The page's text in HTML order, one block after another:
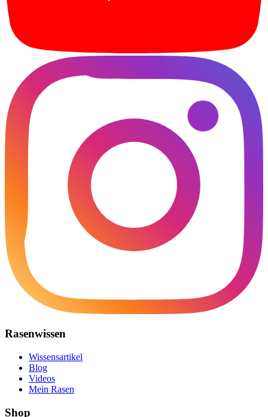
Rasenwissen
Wissensartikel
Blog
Videos
Mein Rasen
Shop